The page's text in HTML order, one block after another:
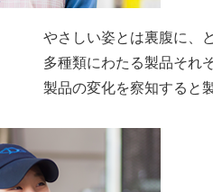
やさしい姿とは裏腹に、
多種類にわたる製品それ
製品の変化を察知すると